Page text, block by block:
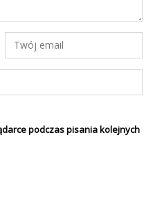
podczas pisania kolejnych